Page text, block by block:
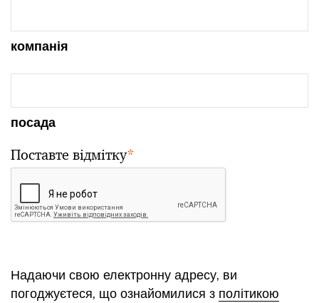
компанія
посада
Поставте відмітку*
Надаючи свою електронну адресу, ви
погоджуєтеся, що ознайомилися з політикою